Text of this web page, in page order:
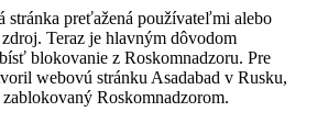
stránka preťažená používateľmi alebo
Teraz je hlavným dôvodom
blokovanie z Roskomnadzoru. Pre
webovú stránku Asadabad v Rusku,
Roskomnadzorom.